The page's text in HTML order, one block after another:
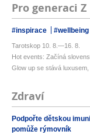
Pro generaci Z
#inspirace #wellbeing
Tarotskop 10. 8.—16. 8.
Hot events: Začíná
Glow up se stává
Zdraví
Podpořte dětskou
pomůže rýmovník